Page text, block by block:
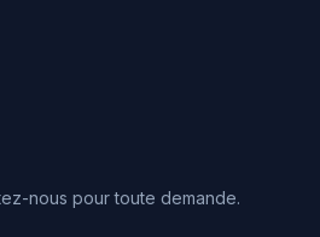
nous pour toute demande.